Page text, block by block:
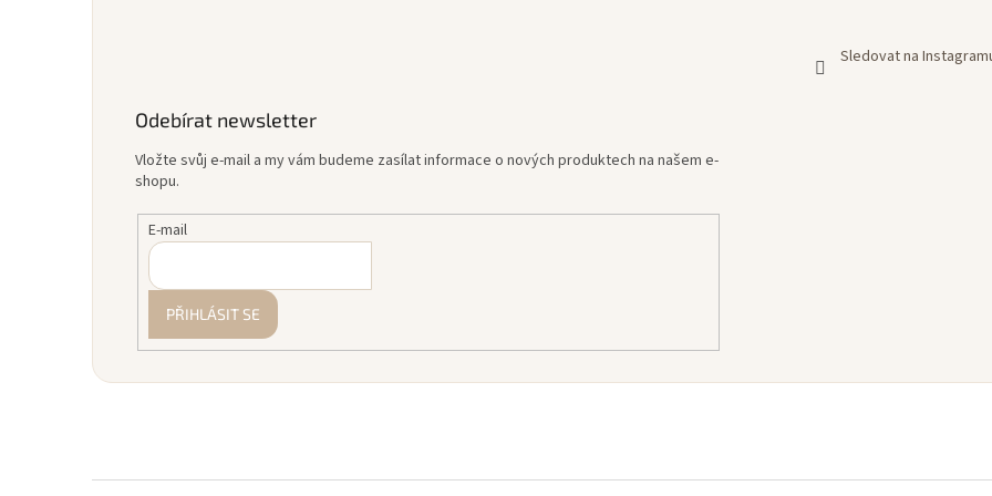
Sledovat na
Odebírat newsletter
Vložte svůj e-mail a my vám budeme zasílat informace o nových produktech na našem e-
shopu.
E-mail
PŘIHLÁSIT SE